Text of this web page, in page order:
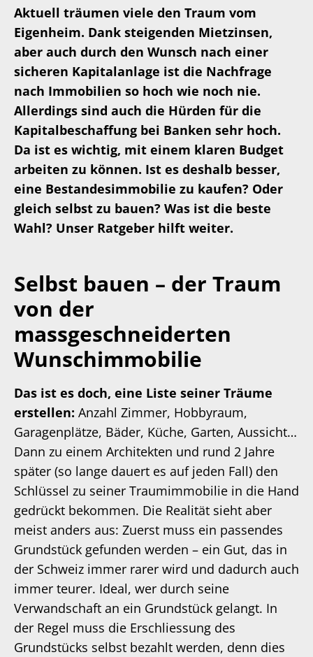
Aktuell träumen viele den Traum vom
Eigenheim. Dank steigenden Mietzinsen,
aber auch durch den Wunsch nach einer
sicheren Kapitalanlage ist die Nachfrage
nach Immobilien so hoch wie noch nie.
Allerdings sind auch die Hürden für die
Kapitalbeschaffung bei Banken sehr hoch.
Da ist es wichtig, mit einem klaren Budget
arbeiten zu können. Ist es deshalb besser,
eine Bestandesimmobilie zu kaufen? Oder
gleich selbst zu bauen? Was ist die beste
Wahl? Unser Ratgeber hilft weiter.
Selbst bauen – der Traum
von der
massgeschneiderten
Wunschimmobilie
Das ist es doch, eine Liste seiner Träume
erstellen: Anzahl Zimmer, Hobbyraum,
Garagenplätze, Bäder, Küche, Garten, Aussicht…
Dann zu einem Architekten und rund 2 Jahre
später (so lange dauert es auf jeden Fall) den
Schlüssel zu seiner Traumimmobilie in die Hand
gedrückt bekommen. Die Realität sieht aber
meist anders aus: Zuerst muss ein passendes
Grundstück gefunden werden – ein Gut, das in
der Schweiz immer rarer wird und dadurch auch
immer teurer. Ideal, wer durch seine
Verwandschaft an ein Grundstück gelangt. In
der Regel muss die Erschliessung des
Grundstücks selbst bezahlt werden, denn dies